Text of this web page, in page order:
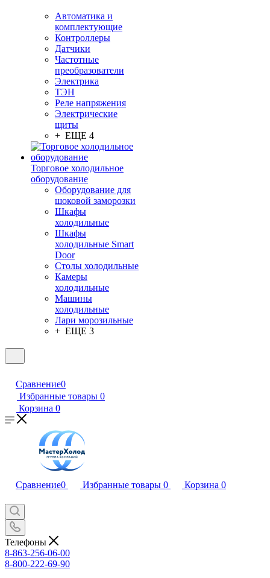
Автоматика и
комплектующие
Контроллеры
Датчики
Частотные
преобразователи
Электрика
ТЭН
Реле напряжения
Электрические
щиты
+ ЕЩЕ 4
Торговое холодильное
оборудование
Оборудование для
шоковой заморозки
Шкафы
холодильные
Шкафы
холодильные Smart
Door
Столы холодильные
Камеры
холодильные
Машины
холодильные
Лари морозильные
+ ЕЩЕ 3
Сравнение0
Избранные товары 0
Корзина 0
Сравнение0 Избранные товары 0 Корзина 0
Телефоны
8-863-256-06-00
8-800-222-69-90